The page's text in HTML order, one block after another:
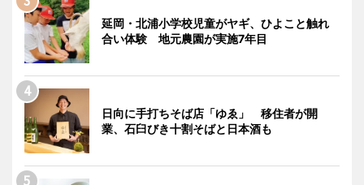
延岡・北浦小学校児童がヤギ、ひよこと触れ
合い体験 地元農園が実施7年目
日向に手打ちそば店「ゆゑ」 移住者が開
業、石臼びき十割そばと日本酒も